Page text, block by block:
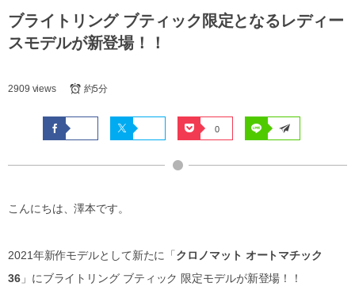
ブライトリング ブティック限定となるレディー
スモデルが新登場！！
2909 views 約5分
0
こんにちは、澤本です。
2021年新作モデルとして新たに「クロノマット オートマチック
36」にブライトリング ブティック 限定モデルが新登場！！